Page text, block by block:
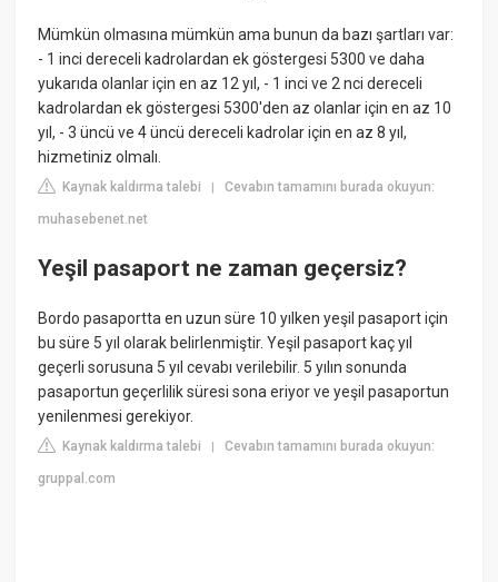
Mümkün olmasına mümkün ama bunun da bazı şartları var:
- 1 inci dereceli kadrolardan ek göstergesi 5300 ve daha
yukarıda olanlar için en az 12 yıl, - 1 inci ve 2 nci dereceli
kadrolardan ek göstergesi 5300'den az olanlar için en az 10
yıl, - 3 üncü ve 4 üncü dereceli kadrolar için en az 8 yıl,
hizmetiniz olmalı.
Kaynak kaldırma talebi |Cevabın tamamını burada okuyun:
muhasebenet.net
Yeşil pasaport ne zaman geçersiz?
Bordo pasaportta en uzun süre 10 yılken yeşil pasaport için
bu süre 5 yıl olarak belirlenmiştir. Yeşil pasaport kaç yıl
geçerli sorusuna 5 yıl cevabı verilebilir. 5 yılın sonunda
pasaportun geçerlilik süresi sona eriyor ve yeşil pasaportun
yenilenmesi gerekiyor.
Kaynak kaldırma talebi |Cevabın tamamını burada okuyun:
gruppal.com